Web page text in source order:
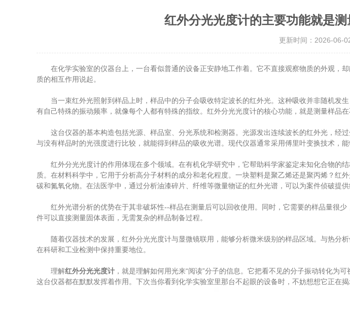
红外分光光度计的主要功能就是
更新时间：2026-06-
在化学实验室的仪器台上，一台看似普通的设备正安静地工作着。它不直接观察物质的外观，
质的相互作用说起。
当一束红外光照射到样品上时，样品中的分子会吸收特定波长的红外光。这种吸收并非随机发
有自己特殊的振动频率，就像每个人都有特殊的指纹。红外分光光度计的核心功能，就是测量样品
这台仪器的基本构造包括光源、样品室、分光系统和检测器。光源发出连续波长的红外光，经
与没有样品时的光强度进行比较，就能得到样品的吸收光谱。现代仪器通常采用傅里叶变换技术，
红外分光光度计的作用体现在多个领域。在有机化学研究中，它帮助科学家鉴定未知化合物的
质。在材料科学中，它用于分析高分子材料的成分和老化程度。一块塑料是聚乙烯还是聚丙烯？
碳和氮氧化物。在法医学中，通过分析油漆碎片、纤维等微量物证的红外光谱，可以为案件侦破提供
红外光谱分析的优势在于其非破坏性--样品在测量后可以回收使用。同时，它需要的样品量很少
件可以直接测量固体表面，无需复杂的样品制备过程。
随着仪器技术的发展，红外分光光度计与显微镜联用，能够分析微米级别的样品区域。与热分
在科研和工业检测中保持重要地位。
理解红外分光光度计 ，就是理解如何用光来“阅读”分子的信息。它把看不见的分子振动转化为
这台仪器都在默默发挥着作用。下次当你看到化学实验室里那台不起眼的设备时，不妨想想它正在